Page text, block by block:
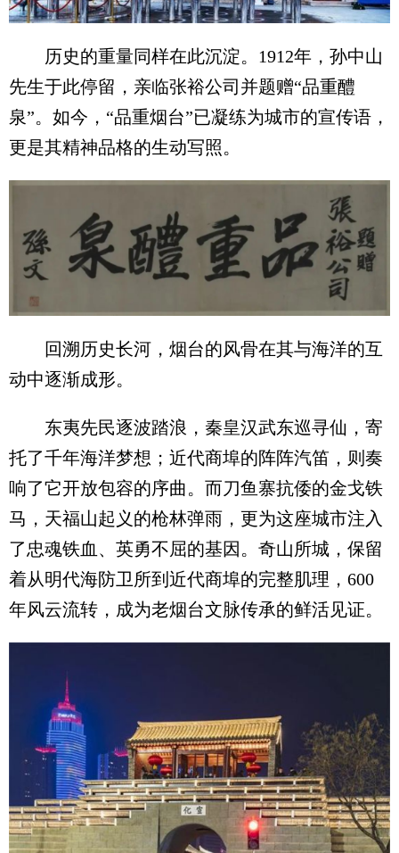
历史的重量同样在此沉淀。1912年，孙中山
先生于此停留，亲临张裕公司并题赠“品重醴
泉”。如今，“品重烟台”已凝练为城市的宣传语，
更是其精神品格的生动写照。
回溯历史长河，烟台的风骨在其与海洋的互
动中逐渐成形。
东夷先民逐波踏浪，秦皇汉武东巡寻仙，寄
托了千年海洋梦想；近代商埠的阵阵汽笛，则奏
响了它开放包容的序曲。而刀鱼寨抗倭的金戈铁
马，天福山起义的枪林弹雨，更为这座城市注入
了忠魂铁血、英勇不屈的基因。奇山所城，保留
着从明代海防卫所到近代商埠的完整肌理，600
年风云流转，成为老烟台文脉传承的鲜活见证。